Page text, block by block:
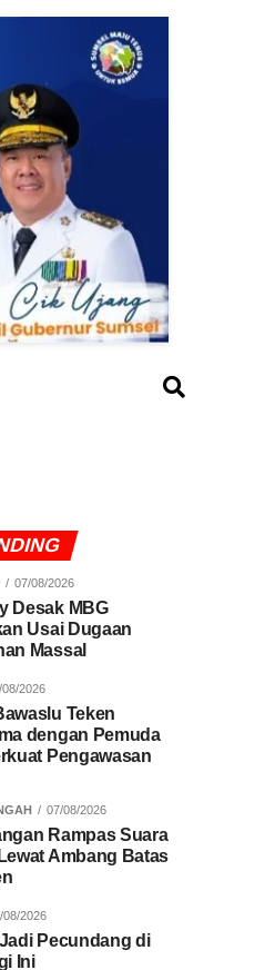
07/08/2026
Desak MBG
Usai Dugaan
Massal
08/2026
Teken
dengan Pemuda
Pengawasan
07/08/2026
Rampas Suara
Ambang Batas
08/2026
Pecundang di
Ini